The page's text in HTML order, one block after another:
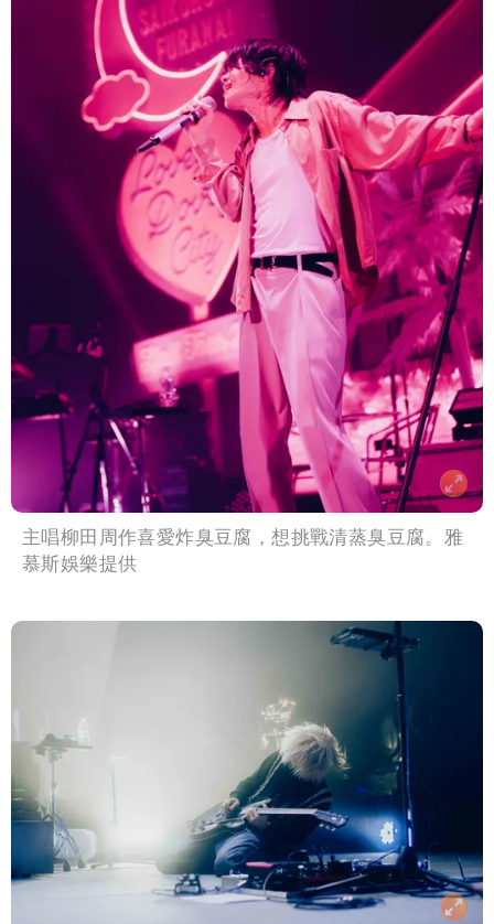
主唱柳田周作喜愛炸臭豆腐，想挑戰清蒸臭豆腐。雅
慕斯娛樂提供